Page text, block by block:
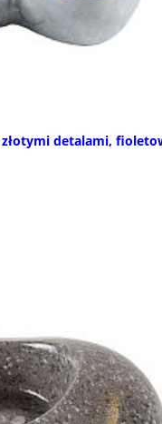
złotymi detalami,